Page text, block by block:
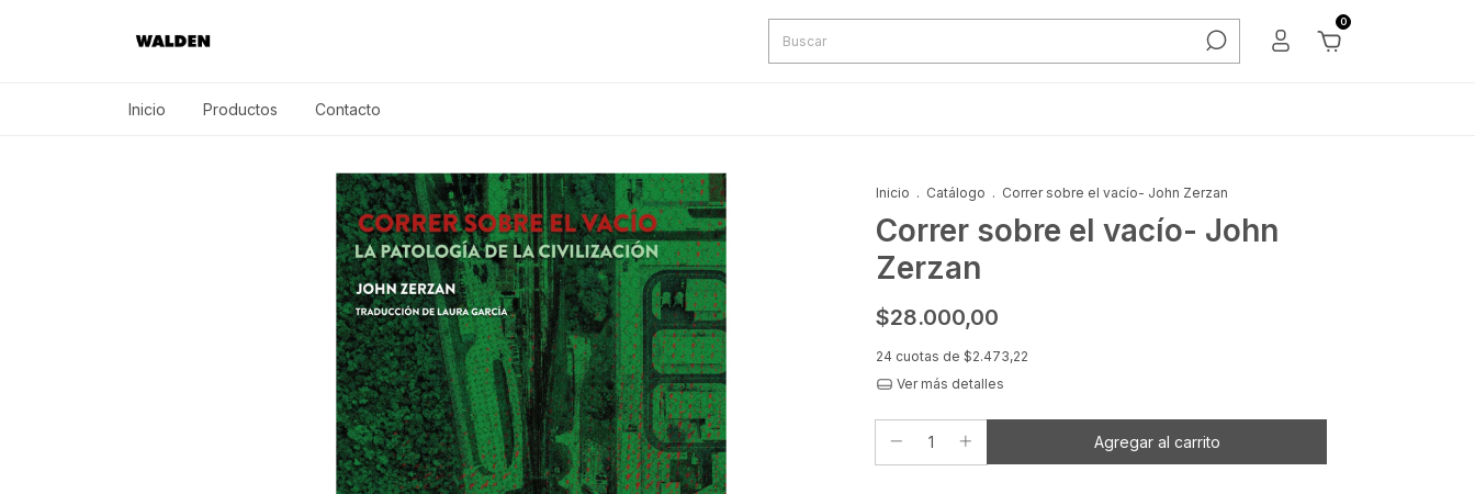
0
Inicio Productos Contacto
Inicio . Catálogo . Correr sobre el vacío- John Zerzan
Correr sobre el vacío- John
Zerzan
$28.000,00
24 cuotas de $2.473,22
Ver más detalles